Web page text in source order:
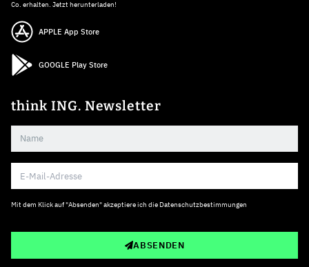
Co. erhalten. Jetzt herunterladen!
APPLE App Store
GOOGLE Play Store
think ING. Newsletter
Mit dem Klick auf "Absenden" akzeptiere ich die Datenschutzbestimmungen
ABSENDEN